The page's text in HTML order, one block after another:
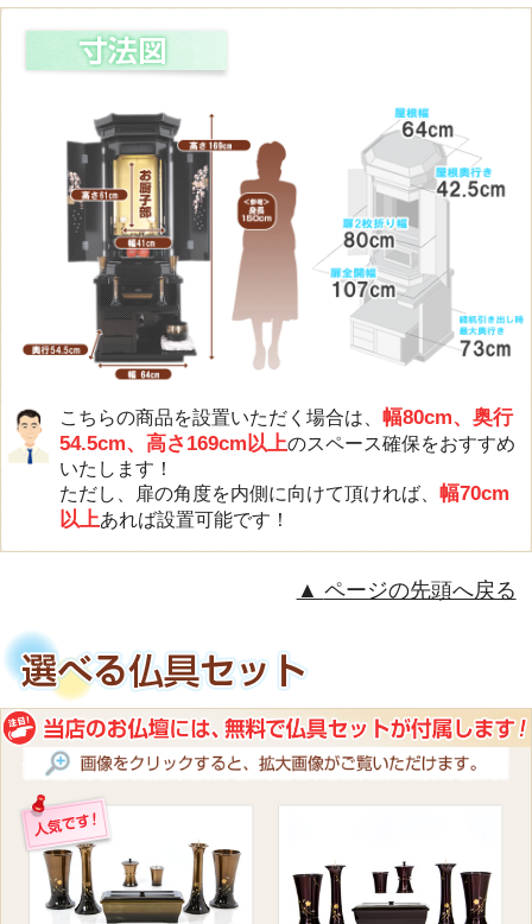
こちらの商品を設置いただく場合は、幅80cm、奥行
54.5cm、高さ169cm以上のスペース確保をおすすめ
いたします！
ただし、扉の角度を内側に向けて頂ければ、幅70cm
以上あれば設置可能です！
ページの先頭へ戻る